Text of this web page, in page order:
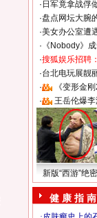
· 日军竟拿战俘
·盘点网坛大腕
·美女办公室遭
· 《Nobody》
·搜狐娱乐招聘
·台北电玩展靓
·
《变形金
·
王岳伦爆
新版“西游”绝
健 康 指 南